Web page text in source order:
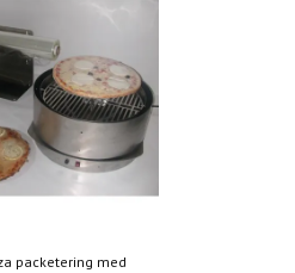
packetering med